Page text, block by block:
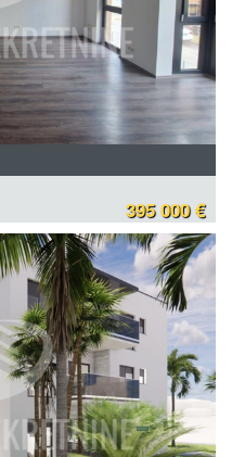
395 000 €